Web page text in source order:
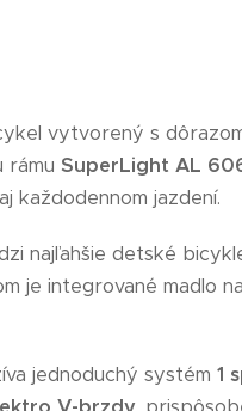
vytvorený s
rámu SuperLight AL
každodennom jazdení.
najľahšie detské
je integrované madlo
jednoduchý systém 1